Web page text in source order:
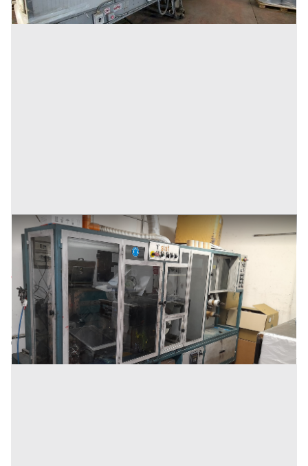
Azienda di stampa nastri adesivi a Civitanova
Marche
Inserito il: 24/05/2023
Civitanova Marche (Macerata)
Annuncio scaduto
Prezzo
3.000 €
Codice annuncio:1469040758